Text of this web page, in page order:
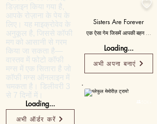
डिज़ाइन किया गया है,
आपके रोज़ाना के पेय के
लिए। यह माइक्रोवेव के
अनुकूल है, जिससे कॉफी
मग को आसानी से गरम
किया जा सकता है—
वास्तव में फोटो कॉफी
मग्स में एक सितारा है जो
कॉफी मग्स ऑनलाइन में
चमकता है। डिलीवरी 3
से 7 दिनों में।
Loading...
अभी ऑर्डर करें

Sisters Are Forever
एक ऐसा गेम जिसमें आपकी बहन के
प्रतिनिधित्व करने वाली वस्तुओं के
साथ पॉप अप करते हैं, जिससे आप
उन्हें एक आभासी राखी के साथ मारते
हैं। हर मिस एक संदेश बताती है कि वह
Loading...
अभी अपना बनाएं
Personalised